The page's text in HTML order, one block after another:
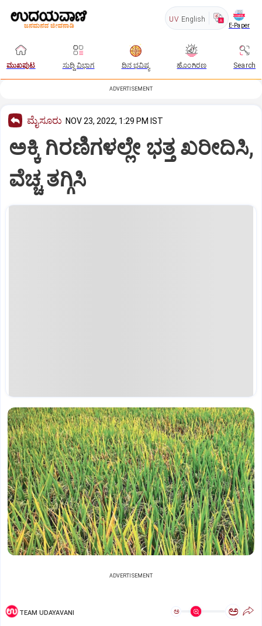
UV English
E-Paper
ಮುಖಪುಟ ಸುದ್ದಿ ವಿಭಾಗ ದಿನ ಭವಿಷ್ಯ ಹೊಂಗಿರಣ Search
ADVERTISEMENT
ಮೈಸೂರು NOV 23, 2022, 1:29 PM IST
ಅಕ್ಕಿ ಗಿರಣಿಗಳಲ್ಲೇ ಭತ್ತ ಖರೀದಿಸಿ,
ವೆಚ್ಚ ತಗ್ಗಿಸಿ
ADVERTISEMENT
TEAM UDAYAVANI ಅ ಅ